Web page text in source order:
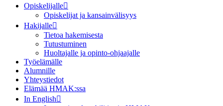
Opiskelijalle
Opiskelijat ja kansainvälisyys
Hakijalle
Tietoa hakemisesta
Tutustuminen
Huoltajalle ja opinto-ohjaajalle
Työelämälle
Alumnille
Yhteystiedot
Elämää HMAK:ssa
In English